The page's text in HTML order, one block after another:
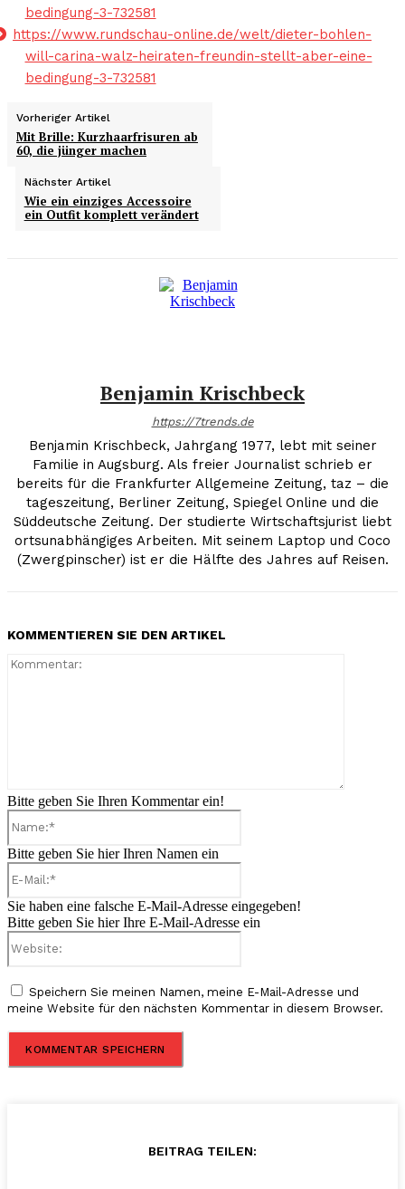
bedingung-3-732581
https://www.rundschau-online.de/welt/dieter-bohlen-
will-carina-walz-heiraten-freundin-stellt-aber-eine-
bedingung-3-732581
Vorheriger Artikel
Mit Brille: Kurzhaarfrisuren ab
60, die jünger machen
Nächster Artikel
Wie ein einziges Accessoire
ein Outfit komplett verändert
Benjamin Krischbeck
https://7trends.de
Benjamin Krischbeck, Jahrgang 1977, lebt mit seiner
Familie in Augsburg. Als freier Journalist schrieb er
bereits für die Frankfurter Allgemeine Zeitung, taz – die
tageszeitung, Berliner Zeitung, Spiegel Online und die
Süddeutsche Zeitung. Der studierte Wirtschaftsjurist liebt
ortsunabhängiges Arbeiten. Mit seinem Laptop und Coco
(Zwergpinscher) ist er die Hälfte des Jahres auf Reisen.
KOMMENTIEREN SIE DEN ARTIKEL
Bitte geben Sie Ihren Kommentar ein!
Bitte geben Sie hier Ihren Namen ein
Sie haben eine falsche E-Mail-Adresse eingegeben!
Bitte geben Sie hier Ihre E-Mail-Adresse ein
Speichern Sie meinen Namen, meine E-Mail-Adresse und
meine Website für den nächsten Kommentar in diesem Browser.
BEITRAG TEILEN: